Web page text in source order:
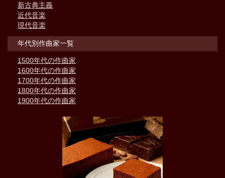
新古典主義
近代音楽
現代音楽
年代別作曲家一覧
1500年代の作曲家
1600年代の作曲家
1700年代の作曲家
1800年代の作曲家
1900年代の作曲家